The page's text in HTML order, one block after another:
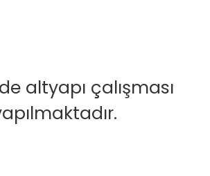
altyapı çalışması